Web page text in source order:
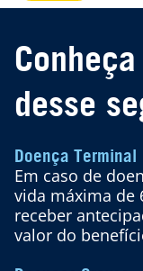
desse
Doença Terminal
Em caso de
vida máxima de
receber
valor do